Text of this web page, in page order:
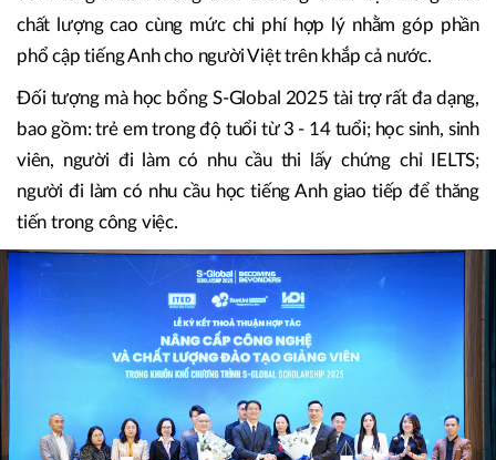
Academy - đơn vị đào tạo IELTS và tiếng Anh giao tiếp
trực tuyến chuẩn quốc tế và hệ thống các trung tâm tiếng
uy tín. Chương trình học bổng được phát động triển khai
với mong muốn mang đến chương trình học tiếng Anh
chất lượng cao cùng mức chi phí hợp lý nhằm góp phần
phổ cập tiếng Anh cho người Việt trên khắp cả nước.
Đối tượng mà học bổng S-Global 2025 tài trợ rất đa dạng,
bao gồm: trẻ em trong độ tuổi từ 3 - 14 tuổi; học sinh, sinh
viên, người đi làm có nhu cầu thi lấy chứng chỉ IELTS;
người đi làm có nhu cầu học tiếng Anh giao tiếp để thăng
tiến trong công việc.